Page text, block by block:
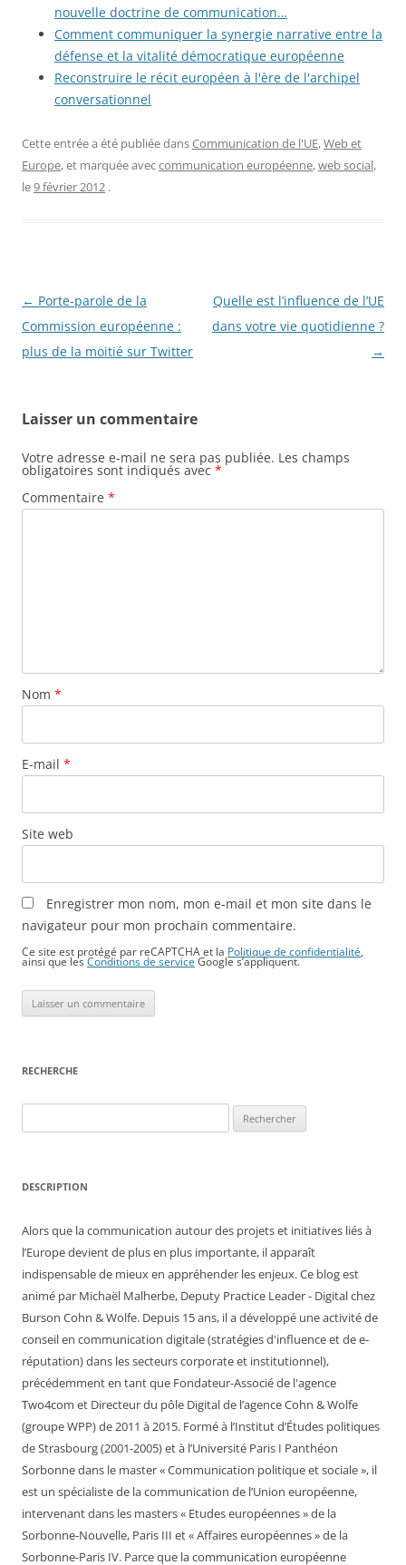
nouvelle doctrine de communication…
Comment communiquer la synergie narrative entre la
défense et la vitalité démocratique européenne
Reconstruire le récit européen à l'ère de l'archipel
conversationnel
Cette entrée a été publiée dansCommunication de l'UE,Web et
Europe, et marquée aveccommunication européenne,web social,
le9 février 2012 .
Navigation
des
articles
← Porte-parole de la
Commission européenne :
plus de la moitié sur Twitter
Quelle est l’influence de l’UE
dans votre vie quotidienne ?
→
Laisser un commentaire
Votre adresse e-mail ne sera pas publiée. Les champs
obligatoires sont indiqués avec *
Commentaire *
Nom *
E-mail *
Site web
Enregistrer mon nom, mon e-mail et mon site dans le
navigateur pour mon prochain commentaire.
Ce site est protégé par reCAPTCHA et la Politique de confidentialité
ainsi que lesConditions de service Google s’appliquent.
RECHERCHE
DESCRIPTION
Alors que la communication autour des projets et initiatives liés à
l’Europe devient de plus en plus importante, il apparaît
indispensable de mieux en appréhender les enjeux. Ce blog est
animé par Michaël Malherbe, Deputy Practice Leader - Digital chez
Burson Cohn & Wolfe. Depuis 15 ans, il a développé une activité de
conseil en communication digitale (stratégies d'influence et de e-
réputation) dans les secteurs corporate et institutionnel),
précédemment en tant que Fondateur-Associé de l'agence
Two4com et Directeur du pôle Digital de l’agence Cohn & Wolfe
(groupe WPP) de 2011 à 2015. Formé à l’Institut d’Études politiques
de Strasbourg (2001-2005) et à l’Université Paris I Panthéon
Sorbonne dans le master « Communication politique et sociale », il
est un spécialiste de la communication de l’Union européenne,
intervenant dans les masters « Etudes européennes » de la
Sorbonne-Nouvelle, Paris III et « Affaires européennes » de la
Sorbonne-Paris IV. Parce que la communication européenne